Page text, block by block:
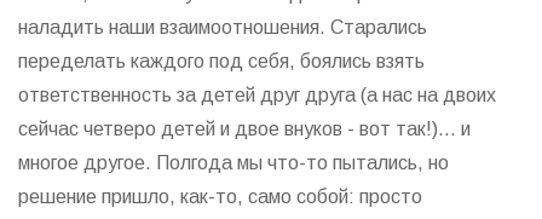
наладить наши взаимоотношения. Старались
переделать каждого под себя, боялись взять
ответственность за детей друг друга (а нас на двоих
сейчас четверо детей и двое внуков - вот так!)... и
многое другое. Полгода мы что-то пытались, но
решение пришло, как-то, само собой: просто